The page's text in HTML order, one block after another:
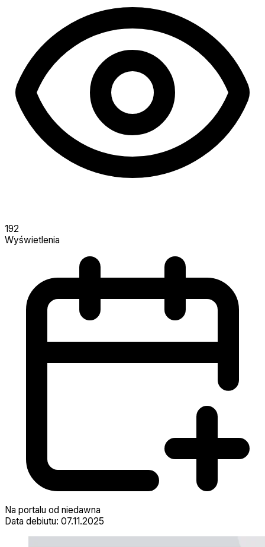
192
Wyświetlenia
Na portalu od niedawna
Data debiutu: 07.11.2025